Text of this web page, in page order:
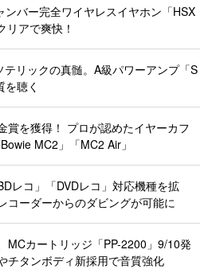
バー完全ワイヤレスイヤホン「HSX
リアで爽快！
テリックの真髄。A級パワーアンプ「S
聴く
賞を獲得！ プロが認めたイヤーカフ
MC2」「MC2 Air」
レコ」「DVDレコ」対応機種を拡
コーダーからのダビングが可能に
MCカートリッジ「PP-2200」9/10発
チタンボディ新採用で音質強化